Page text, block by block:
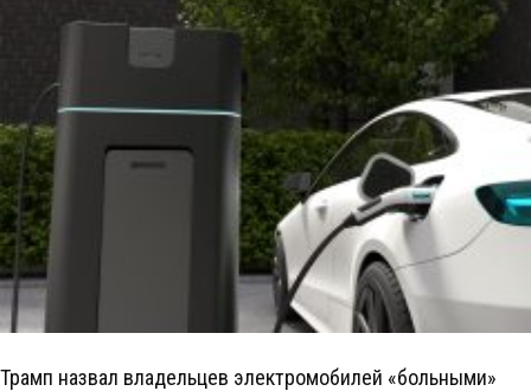
Трамп назвал владельцев электромобилей «больными»